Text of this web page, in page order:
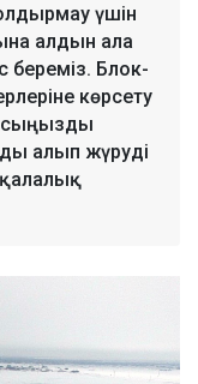
үшін
алдын ала
береміз. Блок-
көрсету
алып жүруді